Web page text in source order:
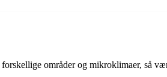
områder og mikroklimaer, så